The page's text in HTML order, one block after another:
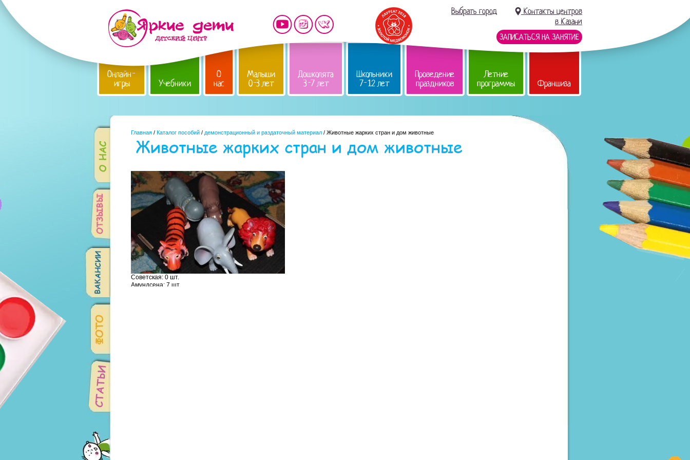
Выбрать город
Контакты центров
в Казани
ЗАПИСАТЬСЯ НА ЗАНЯТИЕ
Онлайн-
игры Учебники
О
нас
Малыши
0-3 лет
Дошколята
3-7 лет
Школьники
7-12 лет
Проведение
праздников
Летние
программы Франшиза
Главная / Каталог пособий / демонстрационный и раздаточный материал / Животные жарких стран и дом животные
Животные жарких стран и дом животные
Советская: 0 шт.
Амундсена: 7 шт.